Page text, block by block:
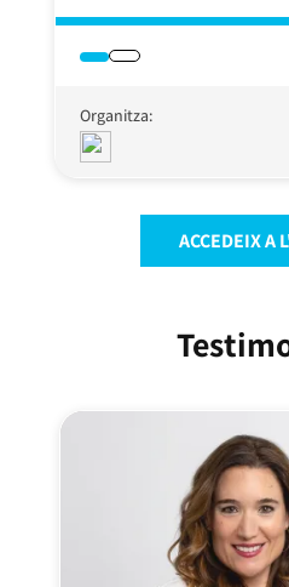
Organitza:
ACCEDEIX A